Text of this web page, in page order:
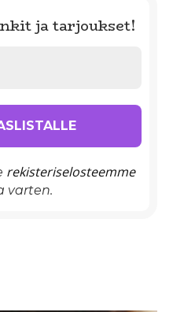
ja tarjoukset!
rekisteriselosteemme
varten.